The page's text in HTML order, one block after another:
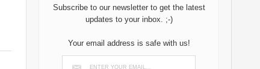
Subscribe to our newsletter to get the latest
updates to your inbox. ;-)
Your email address is safe with us!